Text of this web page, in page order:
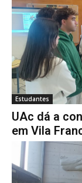
Estudantes
UAc dá a
em Vila